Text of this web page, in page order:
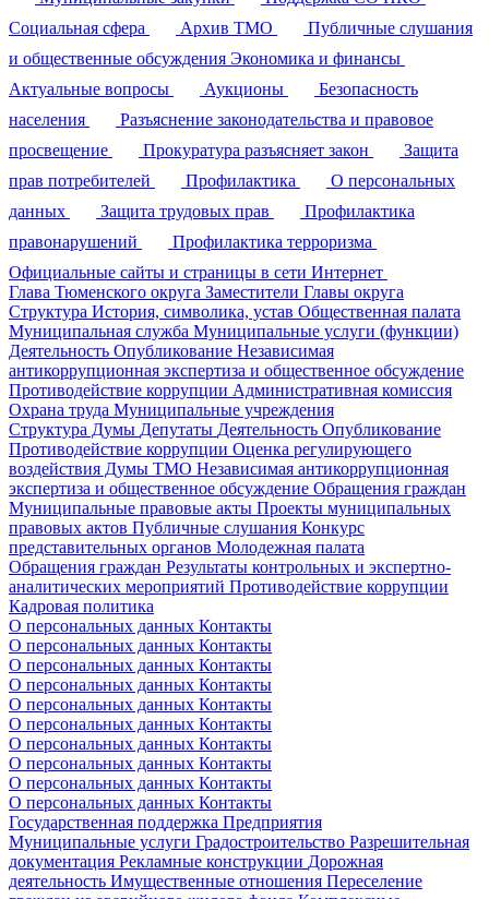
Социальная сфера
Архив ТМО
Публичные слушания
и общественные обсуждения Экономика и финансы
Актуальные вопросы
Аукционы
Безопасность
населения
Разъяснение законодательства и правовое
просвещение
Прокуратура разъясняет закон
Защита
прав потребителей
Профилактика
О персональных
данных
Защита трудовых прав
Профилактика
правонарушений
Профилактика терроризма
Официальные сайты и страницы в сети Интернет
Глава Тюменского округа Заместители Главы округа
Структура История, символика, устав Общественная палата
Муниципальная служба Муниципальные услуги (функции)
Деятельность Опубликование Независимая
антикоррупционная экспертиза и общественное обсуждение
Противодействие коррупции Административная комиссия
Охрана труда Муниципальные учреждения
Структура Думы Депутаты Деятельность Опубликование
Противодействие коррупции Оценка регулирующего
воздействия Думы ТМО Независимая антикоррупционная
экспертиза и общественное обсуждение Обращения граждан
Муниципальные правовые акты Проекты муниципальных
правовых актов Публичные слушания Конкурс
представительных органов Молодежная палата
Обращения граждан Результаты контрольных и экспертно-
аналитических мероприятий Противодействие коррупции
Кадровая политика
О персональных данных Контакты
О персональных данных Контакты
О персональных данных Контакты
О персональных данных Контакты
О персональных данных Контакты
О персональных данных Контакты
О персональных данных Контакты
О персональных данных Контакты
О персональных данных Контакты
О персональных данных Контакты
Государственная поддержка Предприятия
Муниципальные услуги Градостроительство Разрешительная
документация Рекламные конструкции Дорожная
деятельность Имущественные отношения Переселение